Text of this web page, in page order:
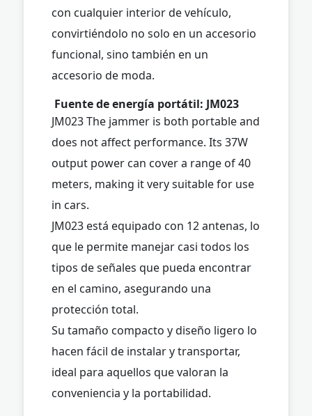
con cualquier interior de vehículo,
convirtiéndolo no solo en un accesorio
funcional, sino también en un
accesorio de moda.
Fuente de energía portátil: JM023
JM023 The jammer is both portable and
does not affect performance. Its 37W
output power can cover a range of 40
meters, making it very suitable for use
in cars.
JM023 está equipado con 12 antenas, lo
que le permite manejar casi todos los
tipos de señales que pueda encontrar
en el camino, asegurando una
protección total.
Su tamaño compacto y diseño ligero lo
hacen fácil de instalar y transportar,
ideal para aquellos que valoran la
conveniencia y la portabilidad.